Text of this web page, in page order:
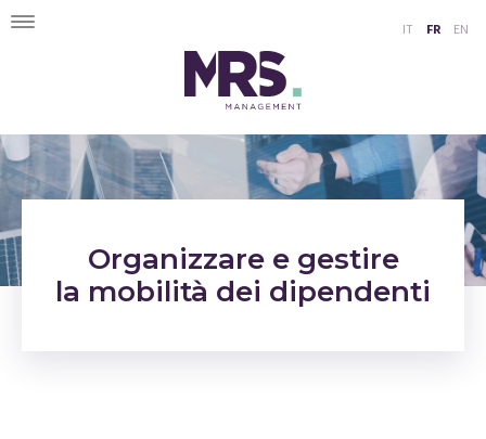
IT FR EN
Toggle
Organizzare e gestire
la mobilità dei dipendenti